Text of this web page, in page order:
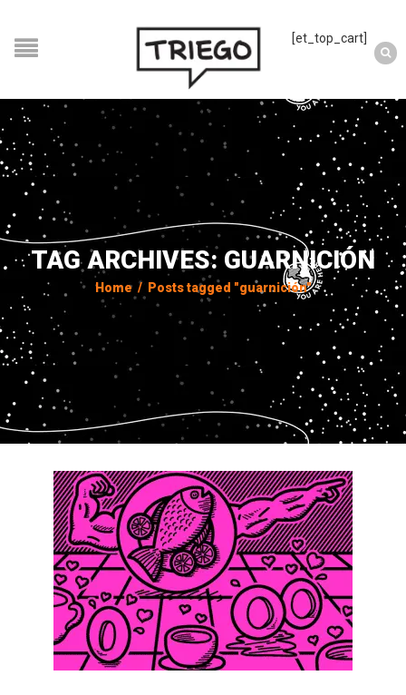
[et_top_cart]
TAG ARCHIVES: GUARNICIÓN
Home / Posts tagged "guarnición"